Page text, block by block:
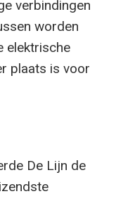
verbindingen
worden
elektrische
plaats is voor
De Lijn de